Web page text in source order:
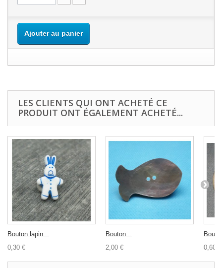
Ajouter au panier
LES CLIENTS QUI ONT ACHETÉ CE
PRODUIT ONT ÉGALEMENT ACHETÉ...
Bouton lapin...
0,30 €
Bouton...
2,00 €
0,60 €